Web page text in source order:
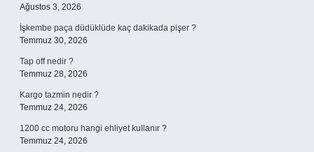
Ağustos 3, 2026
İşkembe paça düdüklüde kaç dakikada pişer ?
Temmuz 30, 2026
Tap off nedir ?
Temmuz 28, 2026
Kargo tazmin nedir ?
Temmuz 24, 2026
1200 cc motoru hangi ehliyet kullanır ?
Temmuz 24, 2026